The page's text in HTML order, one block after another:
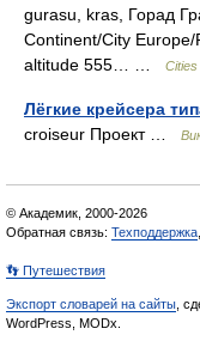
gurasu, kras, Горад
Continent/City
altitude 555… …
Лёгкие крейсера
croiseur Проект …
© Академик, 2000-2026
Обратная связь: Техподдержка
👣 Путешествия
Экспорт словарей на сайты ,
WordPress, MODx.